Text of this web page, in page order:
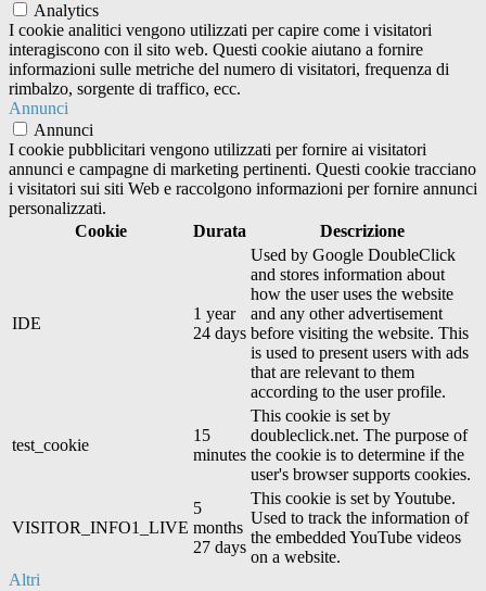
Analytics
I cookie analitici vengono utilizzati per capire come i visitatori
interagiscono con il sito web. Questi cookie aiutano a fornire
informazioni sulle metriche del numero di visitatori, frequenza di
rimbalzo, sorgente di traffico, ecc.
Annunci
Annunci
I cookie pubblicitari vengono utilizzati per fornire ai visitatori
annunci e campagne di marketing pertinenti. Questi cookie tracciano
i visitatori sui siti Web e raccolgono informazioni per fornire annunci
personalizzati.
Cookie
Durata Descrizione
IDE
1 year
24 days
Used by Google DoubleClick
and stores information about
how the user uses the website
and any other advertisement
before visiting the website. This
is used to present users with ads
that are relevant to them
according to the user profile.
test_cookie
15
minutes
This cookie is set by
doubleclick.net. The purpose of
the cookie is to determine if the
user's browser supports cookies.
VISITOR_INFO1_LIVE
5
months
27 days
This cookie is set by Youtube.
Used to track the information of
the embedded YouTube videos
on a website.
Altri